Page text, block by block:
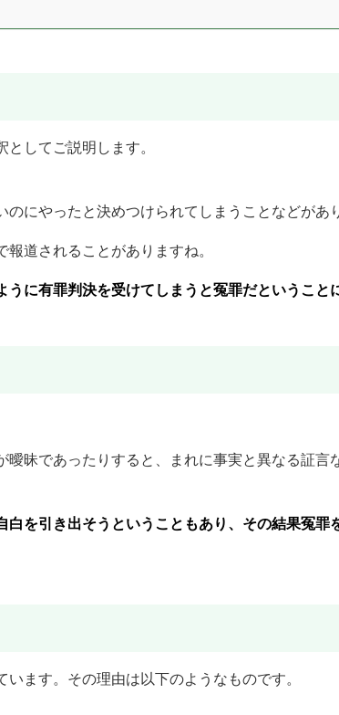
してご説明します。
にやったと決めつけられてしまうことなどがあ
道されることがありますね。
に有罪判決を受けてしまうと冤罪だということ
昧であったりすると、まれに事実と異なる証言
を引き出そうということもあり、その結果冤罪
ます。その理由は以下のようなものです。